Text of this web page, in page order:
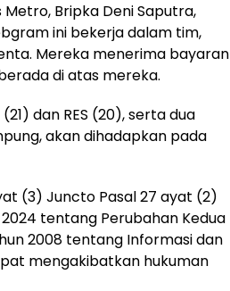
Bripka Deni Saputra,
ini bekerja dalam tim,
Mereka menerima bayaran
di atas mereka.
dan RES (20), serta dua
akan dihadapkan pada
(3) Juncto Pasal 27 ayat (2)
tentang Perubahan Kedua
2008 tentang Informasi dan
mengakibatkan hukuman